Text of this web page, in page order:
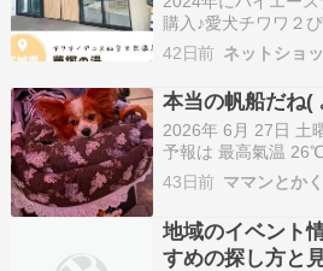
購入♪愛犬チワワ２
泊旅の日記です 自
秒！お湯はトロト
タイムをアラフィ
カでリゾート感満載
ア…
42日前 ネットショ
本当の帆船だね(
2026年 6月 27日 土
予報は 最高氣温
22℃ 今日は台風上
でいた雨が夜中に
づれたのか雨は思っ
ただ何度か真夜中に
43日前 ママンとか
地域のイベント
すめの探し方と